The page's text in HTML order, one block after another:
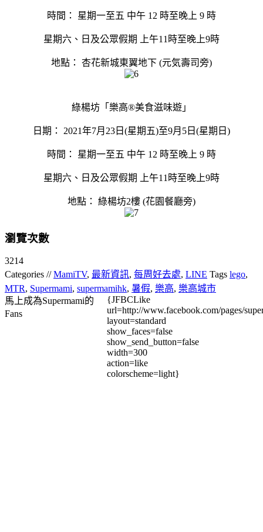
時間： 星期一至五 中午 12 時至晚上 9 時
星期六、日及公眾假期 上午11時至晚上9時
地點： 杏花新城東翼地下 (元気壽司旁)
綠楊坊「樂高®美食滋味遊」
日期： 2021年7月23日(星期五)至9月5日(星期日)
時間： 星期一至五 中午 12 時至晚上 9 時
星期六、日及公眾假期 上午11時至晚上9時
地點： 綠楊坊2樓 (花園餐廳旁)
瀏覽次數
3214
Categories //MamiTV, 最新資訊, 每周好去處, LINE Tags lego,
MTR, Supermami, supermamihk, 暑假, 樂高, 樂高城市
馬上成為Supermami的
Fans
{JFBCLike
url=http://www.facebook.com/pages/
layout=standard
show_faces=false
show_send_button=false
width=300
action=like
colorscheme=light}